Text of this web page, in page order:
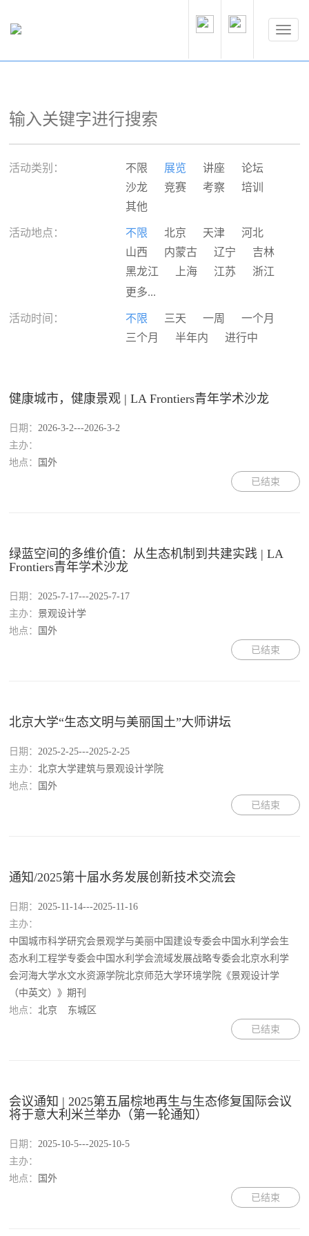
活动类别： 不限 展览 讲座
论坛
沙龙
竞赛 考察
培训
其他
活动地点： 不限 北京 天津
河北
山西
内蒙古 辽宁
吉林
黑龙江
上海 江苏
浙江
安徽
广东
广西
海南 重庆
四川
更多...
活动时间： 不限 三天 一周
一个月
三个月
半年内 进行中
健康城市，健康景观 | LA Frontiers青年学术沙龙
日期：2026-3-2---2026-3-2
主办：
地点：
国外
已结束
绿蓝空间的多维价值：从生态机制到共建实践 | LA
Frontiers青年学术沙龙
日期：2025-7-17---2025-7-17
主办： 景观设计学
地点：
国外
已结束
北京大学“生态文明与美丽国土”大师讲坛
日期：2025-2-25---2025-2-25
主办：北京大学建筑与景观设计学院
地点：
国外
已结束
通知/2025第十届水务发展创新技术交流会
日期：2025-11-14---2025-11-16
主办：
中国城市科学研究会景观学与美丽中国建设专委会中国水利学会生
态水利工程学专委会中国水利学会流域发展战略专委会北京水利学
会河海大学水文水资源学院北京师范大学环境学院《景观设计学
（中英文）》期刊
地点：北京
东城区
已结束
会议通知 | 2025第五届棕地再生与生态修复国际会议
将于意大利米兰举办（第一轮通知）
日期：2025-10-5---2025-10-5
主办：
地点：
国外
已结束